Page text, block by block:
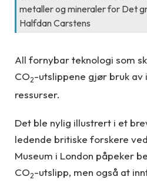
metaller og mineraler for Det
Halfdan Carstens
All fornybar teknologi som
CO2-utslippene gjør bruk
ressurser.
Det ble nylig illustrert i et
ledende britiske forskere
Museum i London påpeker
CO2-utslipp, men også at